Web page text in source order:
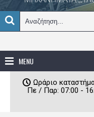
MENU
Ωράριο
Πε / Παρ: 07:00 -